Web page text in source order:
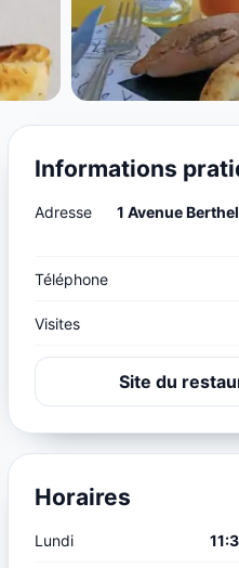
Informations
Adresse
1 Avenue
Téléphone
Visites
Site du
Horaires
Lundi